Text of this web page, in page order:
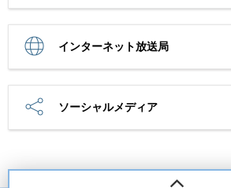
インターネット放送局
ソーシャルメディア